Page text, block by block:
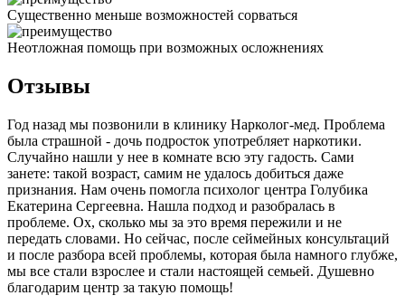
Существенно меньше возможностей сорваться
Неотложная помощь при возможных осложнениях
Отзывы
Год назад мы позвонили в клинику Нарколог-мед. Проблема
была страшной - дочь подросток употребляет наркотики.
Случайно нашли у нее в комнате всю эту гадость. Сами
занете: такой возраст, самим не удалось добиться даже
признания. Нам очень помогла психолог центра Голубика
Екатерина Сергеевна. Нашла подход и разобралась в
проблеме. Ох, сколько мы за это время пережили и не
передать словами. Но сейчас, после сеймейных консультаций
и после разбора всей проблемы, которая была намного глубже,
мы все стали взрослее и стали настоящей семьей. Душевно
благодарим центр за такую помощь!